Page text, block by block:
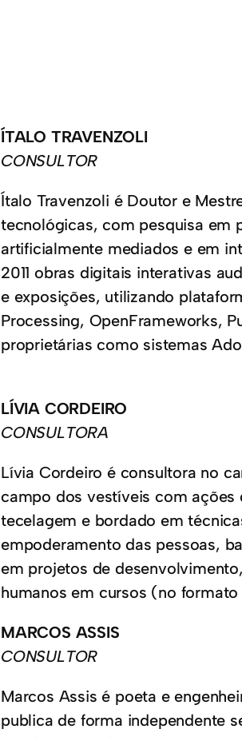
ÍTALO TRAVENZOLI
CONSULTOR
Ítalo Travenzoli é Doutor e
tecnológicas, com pesquisa em
artificialmente mediados e em
2011 obras digitais interativas
e exposições, utilizando
Processing, OpenFrameworks,
proprietárias como sistemas
LÍVIA CORDEIRO
CONSULTORA
Lívia Cordeiro é consultora no
campo dos vestíveis com
tecelagem e bordado em
empoderamento das pessoas,
em projetos de
humanos em cursos (no
MARCOS ASSIS
CONSULTOR
Marcos Assis é poeta e
publica de forma independente